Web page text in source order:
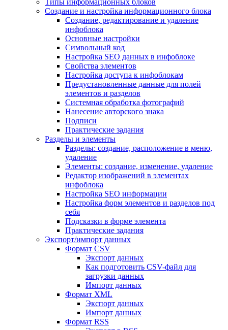
Типы информационных блоков
Создание и настройка информационного блока
Создание, редактирование и удаление
инфоблока
Основные настройки
Символьный код
Настройка SEO данных в инфоблоке
Свойства элементов
Настройка доступа к инфоблокам
Предустановленные данные для полей
элементов и разделов
Системная обработка фотографий
Нанесение авторского знака
Подписи
Практические задания
Разделы и элементы
Разделы: создание, расположение в меню,
удаление
Элементы: создание, изменение, удаление
Редактор изображений в элементах
инфоблока
Настройка SEO информации
Настройка форм элементов и разделов под
себя
Подсказки в форме элемента
Практические задания
Экспорт/импорт данных
Формат CSV
Экспорт данных
Как подготовить CSV-файл для
загрузки данных
Импорт данных
Формат XML
Экспорт данных
Импорт данных
Формат RSS